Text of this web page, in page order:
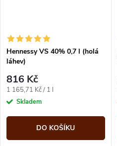
Hennessy VS 40% 0,7 l (holá
láhev)
816 Kč
Měrná
cena:
1 165,71 Kč / 1 l
Skladem
DO KOŠÍKU